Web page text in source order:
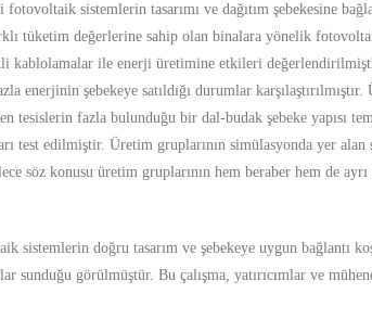
sistemlerin tasarımı ve dağıtım şebekesine
tüketim değerlerine sahip olan binalara yönelik
kablolamalar ile enerji üretimine etkileri
enerjinin şebekeye satıldığı durumlar
tesislerin fazla bulunduğu bir dal-budak şebeke yapısı
test edilmiştir. Üretim gruplarının simülasyonda yer alan
söz konusu üretim gruplarının hem beraber hem de
sistemlerin doğru tasarım ve şebekeye uygun bağlantı
sunduğu görülmüştür. Bu çalışma, yatırıcımlar ve